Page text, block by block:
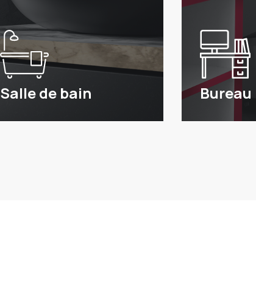
Salle de bain Bureau